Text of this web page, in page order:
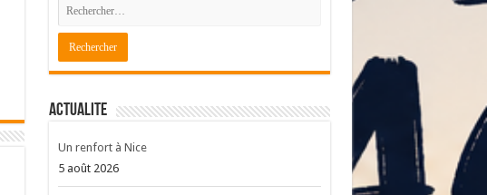
ACTUALITE
Un renfort à Nice
5 août 2026